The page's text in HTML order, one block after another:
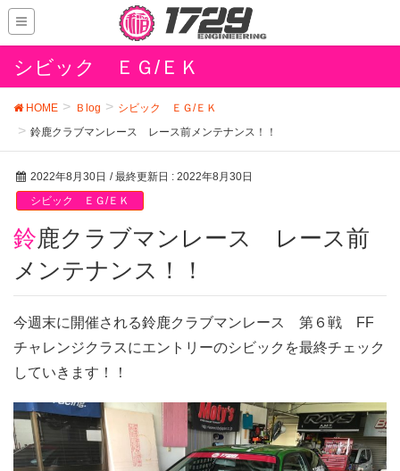
シビック ＥＧ/ＥＫ
HOME Ｂlog
シビック ＥＧ/ＥＫ
鈴鹿クラブマンレース レース前メンテナンス！！
2022年8月30日 / 最終更新日 : 2022年8月30日
シビック ＥＧ/ＥＫ
鈴鹿クラブマンレース レース前
メンテナンス！！
今週末に開催される鈴鹿クラブマンレース 第６戦 FF
チャレンジクラスにエントリーのシビックを最終チェック
していきます！！